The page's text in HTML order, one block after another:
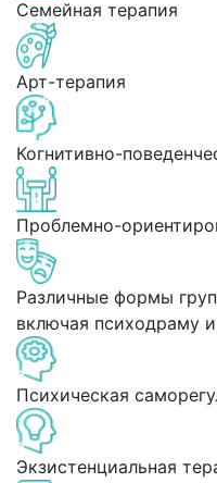
Семейная терапия
Арт-терапия
Когнитивно-
Проблемно-
Различные формы
включая психодраму
Психическая
Экзистенциальная